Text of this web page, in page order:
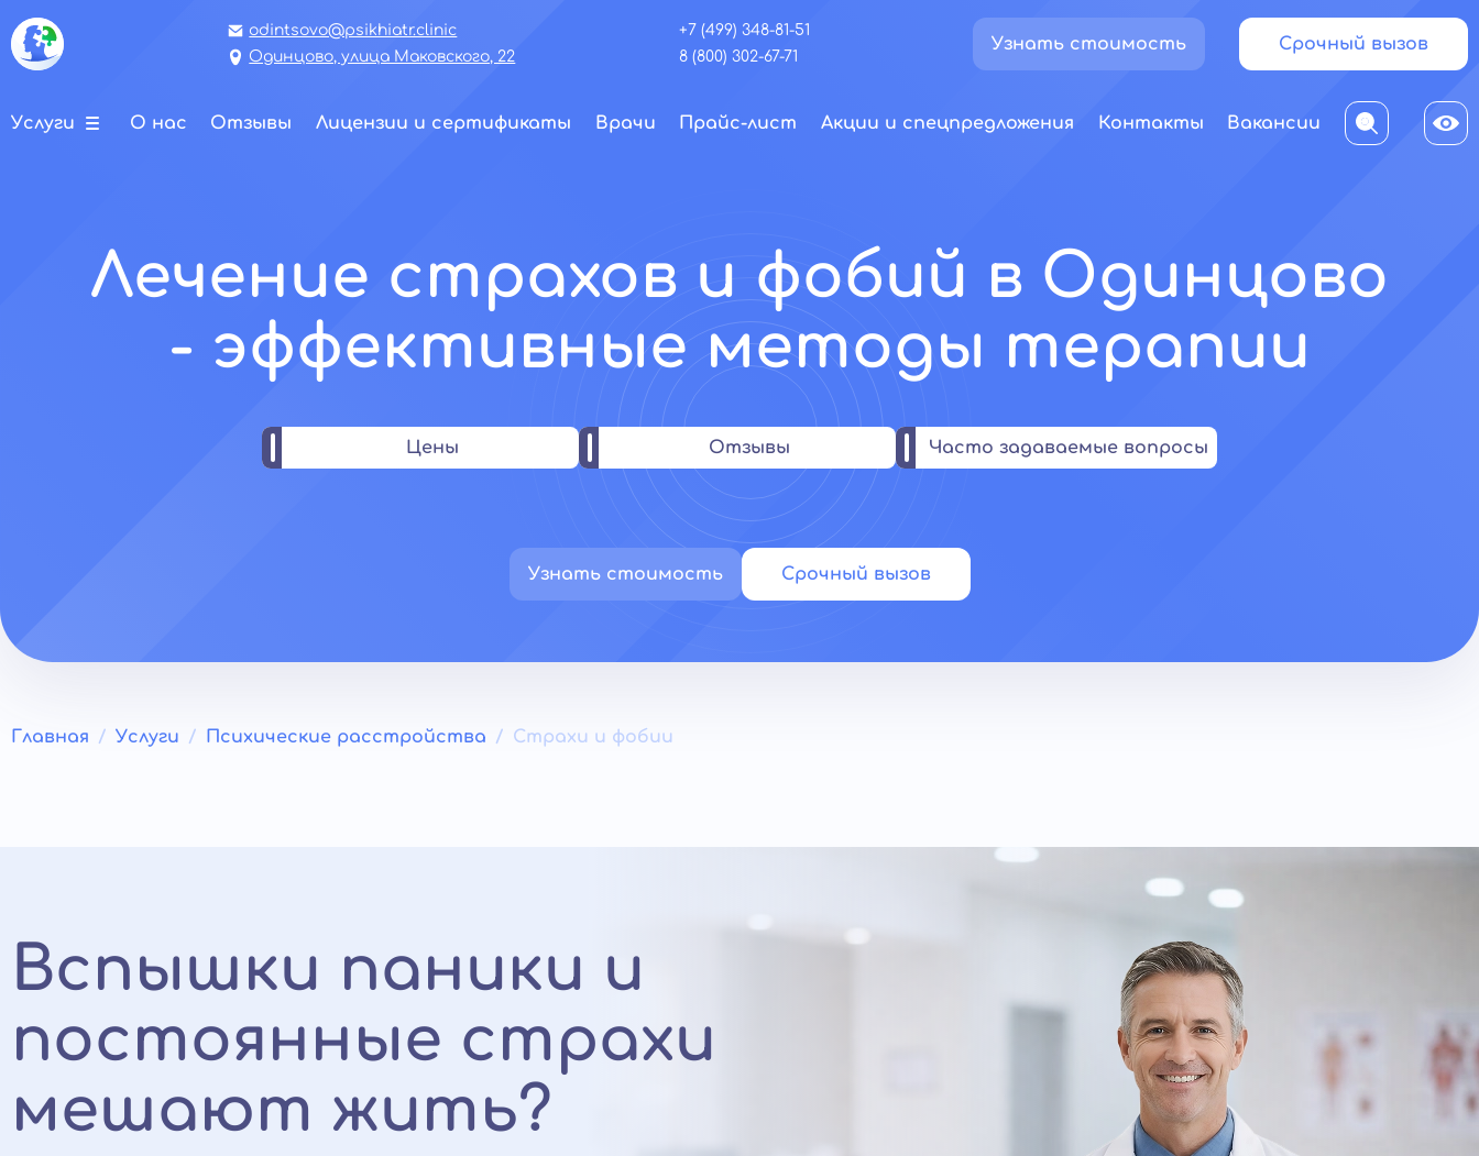
odintsovo@psikhiatr.clinic
Одинцово, улица Маковского, 22
+7 (499) 348-81-51
8 (800) 302-67-71
Узнать стоимость Срочный вызов
Услуги О нас Отзывы Лицензии и сертификаты Врачи Прайс-лист Акции и спецпредложения Контакты Вакансии
Лечение страхов и фобий в Одинцово
- эффективные методы терапии
Цены Отзывы Часто задаваемые вопросы
Узнать стоимость Срочный вызов
Главная Услуги Психические расстройства Страхи и фобии
Вспышки паники и
постоянные страхи
мешают жить?